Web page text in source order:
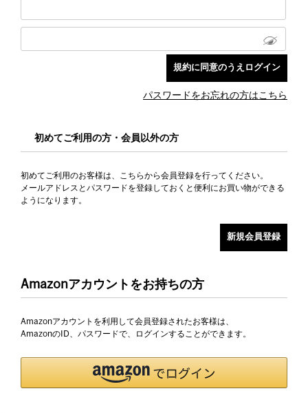
パスワードをお忘れの方はこちら
初めてご利用の方・会員以外の方
初めてご利用のお客様は、こちらから会員登録を行ってください。
メールアドレスとパスワードを登録しておくと便利にお買い物ができる
ようになります。
Amazonアカウントをお持ちの方
Amazonアカウントを利用して会員登録されたお客様は、
AmazonのID、パスワードで、ログインすることができます。